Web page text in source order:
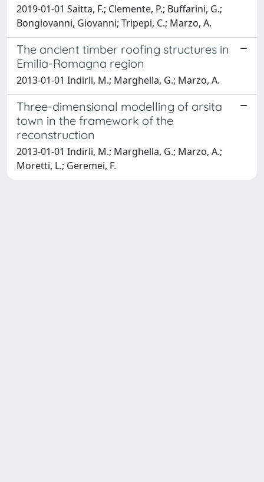
2019-01-01 Saitta, F.; Clemente, P.; Buffarini, G.;
Bongiovanni, Giovanni; Tripepi, C.; Marzo, A.
The ancient timber roofing structures in
Emilia-Romagna region
2013-01-01 Indirli, M.; Marghella, G.; Marzo, A.
Three-dimensional modelling of arsita
town in the framework of the
reconstruction
2013-01-01 Indirli, M.; Marghella, G.; Marzo, A.;
Moretti, L.; Geremei, F.